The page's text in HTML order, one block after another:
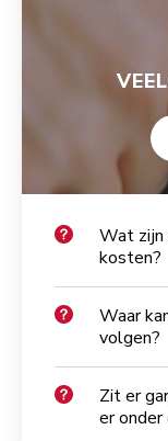
Wat zijn
kosten?
Waar
volgen?
Zit er
er onder